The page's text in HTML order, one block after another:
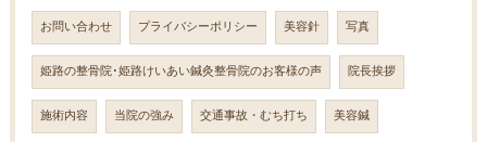
お問い合わせ プライバシーポリシー 美容針 写真
姫路の整骨院･姫路けいあい鍼灸整骨院のお客様の声 院長挨拶
施術内容 当院の強み 交通事故・むち打ち 美容鍼